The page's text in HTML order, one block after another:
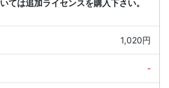
ては追加ライセンスを購入下さい。
1,020円
-